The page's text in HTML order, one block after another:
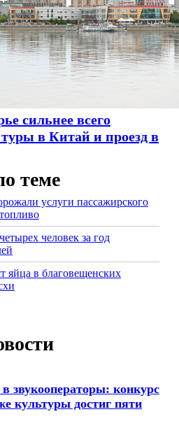
сильнее всего
в Китай и проезд в
теме
услуги пассажирского
человек за год
яйца в благовещенских
звукооператоры: конкурс
культуры достиг пяти